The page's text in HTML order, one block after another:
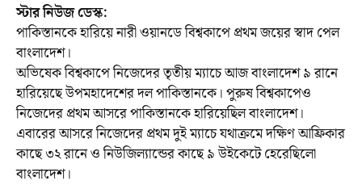
স্টার নিউজ ডেস্ক:
পাকিস্তানকে হারিয়ে নারী ওয়ানডে বিশ্বকাপে প্রথম জয়ের স্বাদ পেল
বাংলাদেশ।
অভিষেক বিশ্বকাপে নিজেদের তৃতীয় ম্যাচে আজ বাংলাদেশ ৯ রানে
হারিয়েছে উপমহাদেশের দল পাকিস্তানকে। পুরুষ বিশ্বকাপেও
নিজেদের প্রথম আসরে পাকিস্তানকে হারিয়েছিল বাংলাদেশ।
এবারের আসরে নিজেদের প্রথম দুই ম্যাচে যথাক্রমে দক্ষিণ আফ্রিকার
কাছে ৩২ রানে ও নিউজিল্যান্ডের কাছে ৯ উইকেটে হেরেছিলো
বাংলাদেশ।